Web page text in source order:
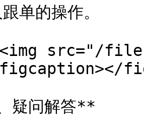
单的操作。
src="/
疑问解答**